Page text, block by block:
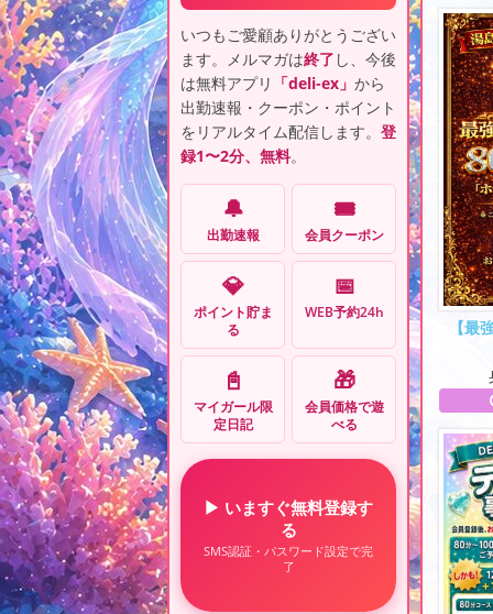
【最
いつもご愛顧ありがとうござい
ます。メルマガは終了 し、今後
は無料アプリ 「deli-ex」 から
出勤速報・クーポン・ポイント
をリアルタイム配信します。 登
録1〜2分、無料。
🔔
出勤速報
🎟️
会員クーポン
💎
ポイント貯ま
る
📅
WEB予約24h
📓
マイガール限
定日記
🎁
会員価格で遊
べる
▶ いますぐ無料登録す
る
SMS認証・パスワード設定で完
了